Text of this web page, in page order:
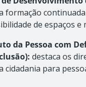
formação
de espaços e
da Pessoa com
destaca os
cidadania para